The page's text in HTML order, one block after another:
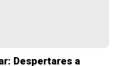
Despertares a